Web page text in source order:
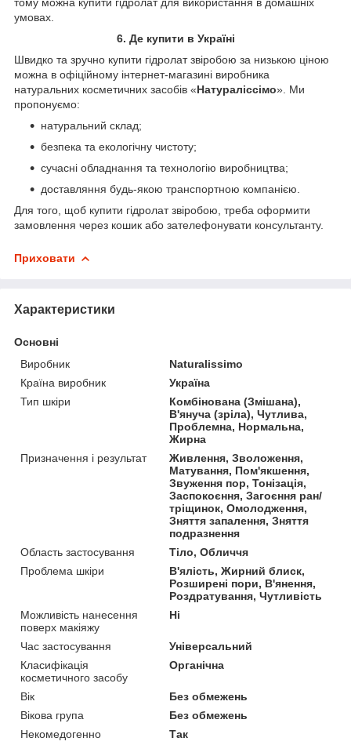
умовах.
6. Де купити в Україні
Швидко та зручно купити гідролат звіробою за низькою ціною
можна в офіційному інтернет-магазині виробника
натуральних косметичних засобів «Натураліссімо». Ми
пропонуємо:
натуральний склад;
безпека та екологічну чистоту;
сучасні обладнання та технологію виробництва;
доставляння будь-якою транспортною компанією.
Для того, щоб купити гідролат звіробою, треба оформити
замовлення через кошик або зателефонувати консультанту.
Приховати
Характеристики
Основні
Виробник
Naturalissimo
Країна виробник
Україна
Тип шкіри
Комбінована (Змішана),
В'януча (зріла), Чутлива,
Проблемна, Нормальна,
Жирна
Призначення і результат
Живлення, Зволоження,
Матування, Пом'якшення,
Звуження пор, Тонізація,
Заспокоєння, Загоєння ран/
тріщинок, Омолодження,
Зняття запалення, Зняття
подразнення
Область застосування
Тіло, Обличчя
Проблема шкіри
В'ялість, Жирний блиск,
Розширені пори, В'янення,
Роздратування, Чутливість
Можливість нанесення
поверх макіяжу
Ні
Час застосування
Універсальний
Класифікація
косметичного засобу
Органічна
Вік
Без обмежень
Вікова група
Без обмежень
Некомедогенно
Так